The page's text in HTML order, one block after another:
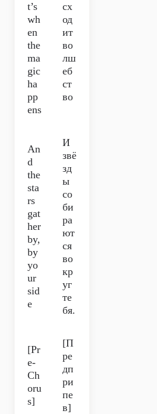
t’s
wh
en
the
ma
gic
ha
pp
ens
сх
од
ит
во
лш
еб
ст
во
An
d
the
sta
rs
gat
her
by,
by
yo
ur
sid
e
И
звё
зд
ы
со
би
ра
ют
ся
во
кр
уг
те
бя.
[Pr
e-
Ch
oru
s]
[П
ре
дп
ри
пе
в]